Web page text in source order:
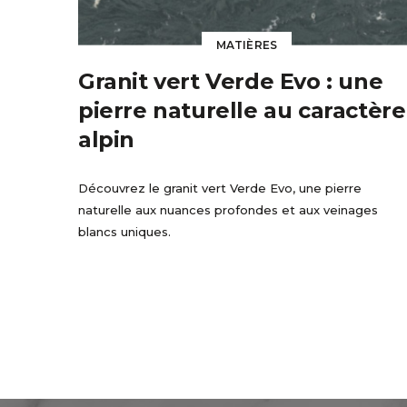
MATIÈRES
Granit vert Verde Evo : une
pierre naturelle au caractère
alpin
Découvrez le granit vert Verde Evo, une pierre
naturelle aux nuances profondes et aux veinages
blancs uniques.